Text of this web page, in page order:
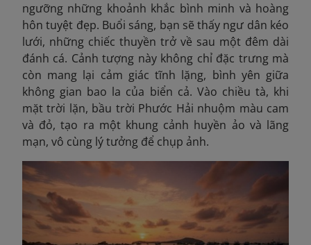
ngưỡng những khoảnh khắc bình minh và hoàng
hôn tuyệt đẹp. Buổi sáng, bạn sẽ thấy ngư dân kéo
lưới, những chiếc thuyền trở về sau một đêm dài
đánh cá. Cảnh tượng này không chỉ đặc trưng mà
còn mang lại cảm giác tĩnh lặng, bình yên giữa
không gian bao la của biển cả. Vào chiều tà, khi
mặt trời lặn, bầu trời Phước Hải nhuộm màu cam
và đỏ, tạo ra một khung cảnh huyền ảo và lãng
mạn, vô cùng lý tưởng để chụp ảnh.